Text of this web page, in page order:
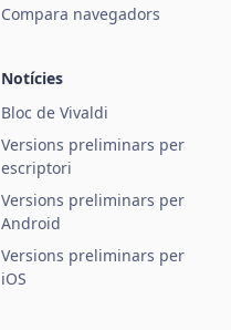
Compara navegadors
Notícies
Bloc de Vivaldi
Versions preliminars per
escriptori
Versions preliminars per
Android
Versions preliminars per
iOS